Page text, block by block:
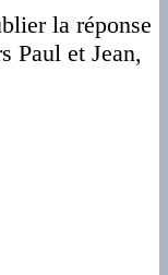
la réponse
Paul et Jean,